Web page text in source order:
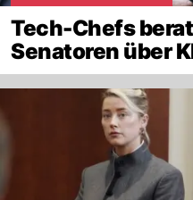
Tech-Chefs
Senatoren über